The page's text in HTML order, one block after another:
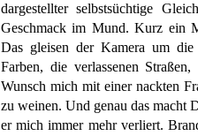
dargestellter selbstsüchtige
Geschmack im Mund. Kurz ein
Das gleisen der Kamera um
Farben, die verlassenen
Wunsch mich mit einer nackten
zu weinen. Und genau das
er mich immer mehr verliert.